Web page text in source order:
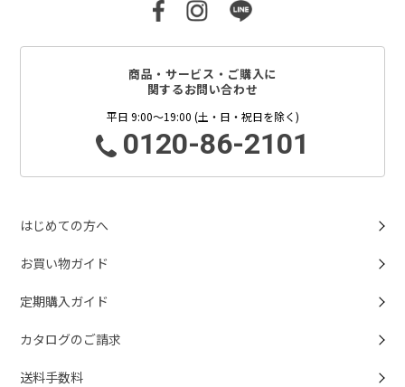
商品・サービス・ご購入に
関するお問い合わせ
平日 9:00～19:00 (土・日・祝日を除く)
0120-86-2101
はじめての方へ
お買い物ガイド
定期購入ガイド
カタログのご請求
送料手数料